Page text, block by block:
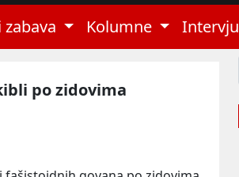
Kolumne Intervju
po zidovima